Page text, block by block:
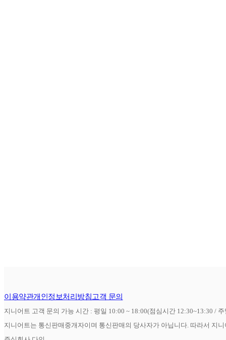
이용약관개인정보처리방침고객 문의
지니어트 고객 문의 가능 시간 : 평일 10:00 ~ 18:00(점심시간 12:30~13:30 /
지니어트는 통신판매중개자이며 통신판매의 당사자가 아닙니다. 따라서 지